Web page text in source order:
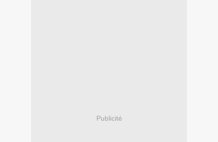
Publicité